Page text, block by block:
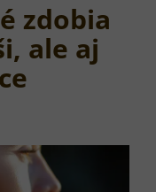
zdobia
ale aj